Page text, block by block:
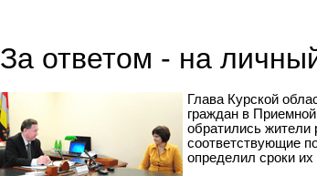
За ответом - на
Глава Курской
граждан в
обратились жители
соответствующие
определил сроки их